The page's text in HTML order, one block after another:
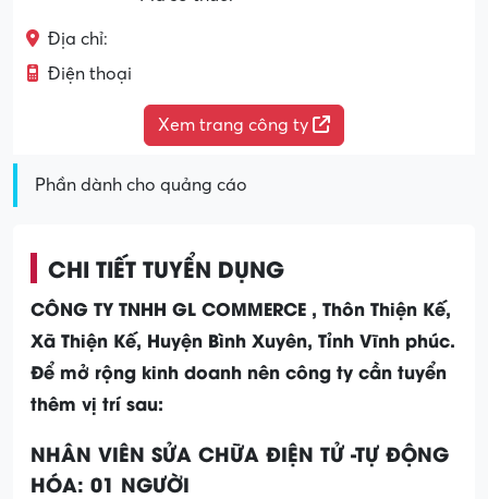
Địa chỉ:
Điện thoại
Xem trang công ty
Phần dành cho quảng cáo
CHI TIẾT TUYỂN DỤNG
CÔNG TY TNHH GL COMMERCE , Thôn Thiện Kế,
Xã Thiện Kế, Huyện Bình Xuyên, Tỉnh Vĩnh phúc.
Để mở rộng kinh doanh nên công ty cần tuyển
thêm vị trí sau:
NHÂN VIÊN SỬA CHỮA ĐIỆN TỬ -TỰ ĐỘNG
HÓA: 01 NGƯỜI